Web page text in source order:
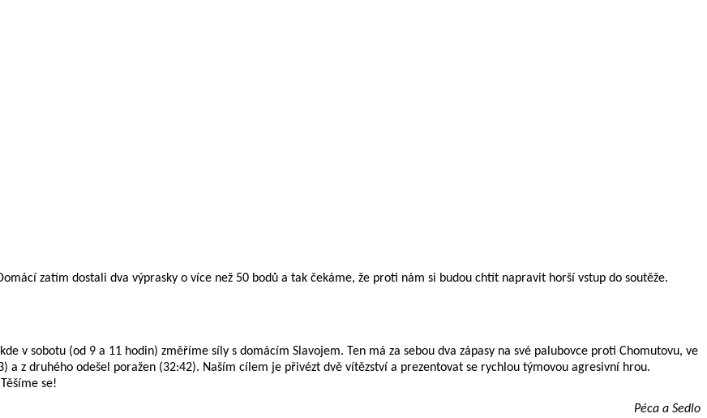
zatím dostali dva výprasky o více než 50 bodů a tak čekáme, že proti nám si budou chtít napravit horší vstup do soutěže.
v sobotu (od 9 a 11 hodin) změříme síly s domácím Slavojem. Ten má za sebou dva zápasy na své palubovce proti Chomutovu, ve
a z druhého odešel poražen (32:42). Naším cílem je přivézt dvě vítězství a prezentovat se rychlou týmovou agresivní hrou.
se!
Péca a Sedlo